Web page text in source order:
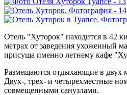
Отель "Хуторок" находится в 42
метрах от заведения ухоженный
присуща именно летнему кафе
Размещаются отдыхающие в двух
Двух-, трех- и четырехместные
совмещенными санузлами.